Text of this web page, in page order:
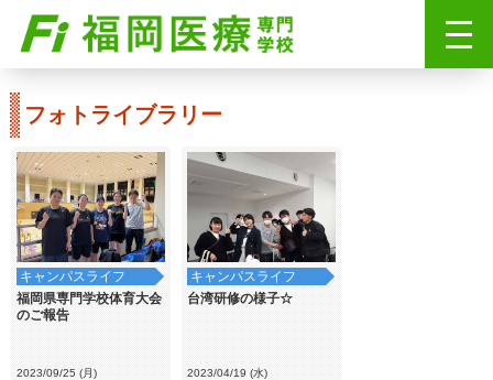
フォトライブラリー
キャンパスライフ
福岡県専門学校体育大会
のご報告
2023/09/25 (月)
キャンパスライフ
台湾研修の様子☆
2023/04/19 (水)